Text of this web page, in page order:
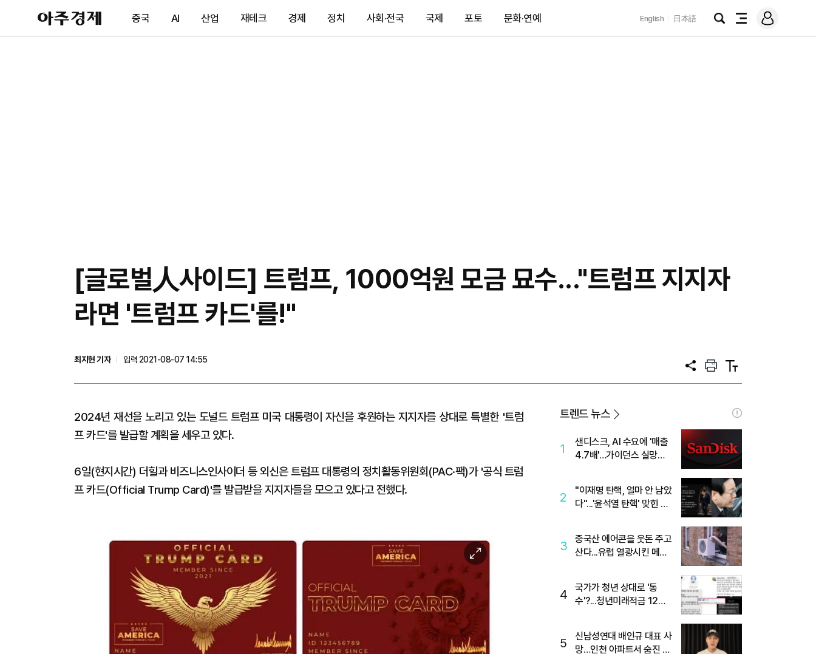
아
주
제
중국 AI 산업 재테크 경제 정치 사회·전국 국제 포토 문화·연예 English 日本語
검
전
메
그
[글로벌人사이드] 트럼프, 1000억원 모금 묘수..."트럼프 지지자
라면 '트럼프 카드'를!"
최지현 기자
입력 2021-08-07 14:55
공
프
트
텍
트
2024년 재선을 노리고 있는 도널드 트럼프 미국 대통령이 자신을 후원하는 지지자를 상대로 특별한 '트럼
프 카드'를 발급할 계획을 세우고 있다.
6일(현지시간) 더힐과 비즈니스인사이더 등 외신은 트럼프 대통령의 정치활동위원회(PAC·팩)가 '공식 트럼
프 카드(Official Trump Card)'를 발급받을 지지자들을 모으고 있다고 전했다.
이
미
지
확
트렌드 뉴스
1
샌디스크, AI 수요에 '매출
4.7배'…가이던스 실망에
2
"이재명 탄핵, 얼마 안 남았
다"...'윤석열 탄핵' 맞힌 무
3
중국산 에어콘을 웃돈 주고
산다...유럽 열광시킨 메이
4
국가가 청년 상대로 '통
수'?...청년미래적금 12%
5
신남성연대 배인규 대표 사
망…인천 아파트서 숨진 채